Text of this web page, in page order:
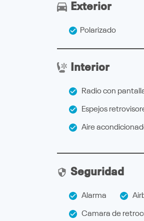
Exterior
Polarizado
Interior
Radio con
Espejos
Aire
Seguridad
Alarma
Camara de